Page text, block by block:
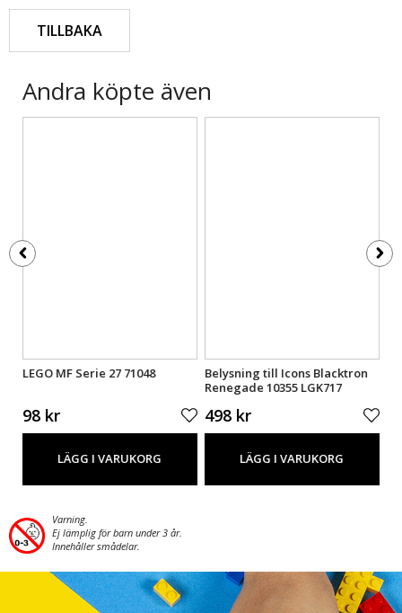
TILLBAKA
Andra köpte även
LEGO MF Serie 27 71048
98 kr
LÄGG I VARUKORG
Belysning till Icons Blacktron
Renegade 10355 LGK717
498 kr
LÄGG I VARUKORG
Varning.
Ej lämplig för barn under 3 år.
Innehåller smådelar.